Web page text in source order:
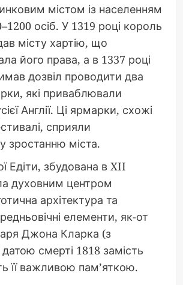
містом із населенням
осіб. У 1319 році король
місту хартію, що
його права, а в 1337 році
дозвіл проводити два
які приваблювали
Англії. Ці ярмарки, схожі
сприяли
зростанню міста.
Едіти, збудована в XII
духовним центром
архітектура та
елементи, як-от
Джона Кларка (з
смерті 1818 замість
її важливою пам’яткою.